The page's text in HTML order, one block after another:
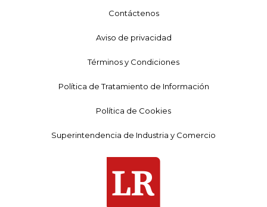
Contáctenos
Aviso de privacidad
Términos y Condiciones
Política de Tratamiento de Información
Política de Cookies
Superintendencia de Industria y Comercio